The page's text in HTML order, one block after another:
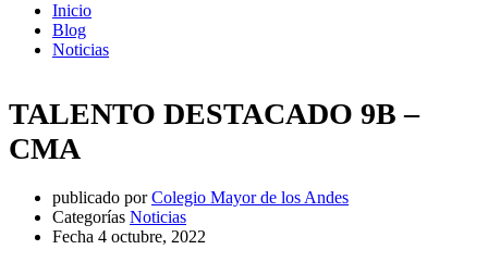
Inicio
Blog
Noticias
TALENTO DESTACADO 9B –
CMA
publicado por Colegio Mayor de los Andes
Categorías Noticias
Fecha 4 octubre, 2022